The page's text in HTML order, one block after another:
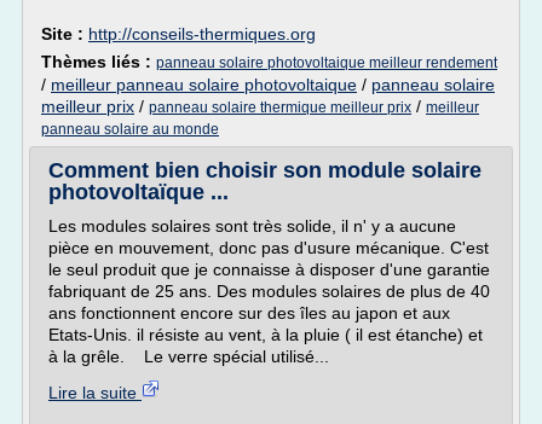
Site : http://conseils-thermiques.org
Thèmes liés : panneau solaire photovoltaique meilleur rendement
/ meilleur panneau solaire photovoltaique / panneau solaire
meilleur prix / panneau solaire thermique meilleur prix / meilleur
panneau solaire au monde
Comment bien choisir son module solaire
photovoltaïque ...
Les modules solaires sont très solide, il n' y a aucune
pièce en mouvement, donc pas d'usure mécanique. C'est
le seul produit que je connaisse à disposer d'une garantie
fabriquant de 25 ans. Des modules solaires de plus de 40
ans fonctionnent encore sur des îles au japon et aux
Etats-Unis. il résiste au vent, à la pluie ( il est étanche) et
à la grêle. Le verre spécial utilisé...
Lire la suite